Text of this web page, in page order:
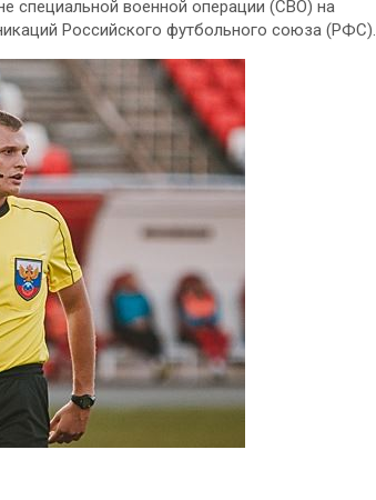
специальной военной операции (СВО) на
Российского футбольного союза (РФС).